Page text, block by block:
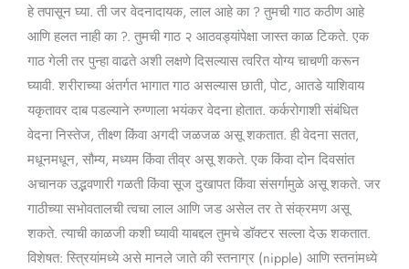
हे तपासून घ्या. ती जर वेदनादायक, लाल आहे का ? तुमची गाठ कठीण आहे
आणि हलत नाही का ?. तुमची गाठ २ आठवड्यांपेक्षा जास्त काळ टिकते. एक
गाठ गेली तर पुन्हा वाढते अशी लक्षणे दिसल्यास त्वरित योग्य चाचणी करून
घ्यावी. शरीराच्या अंतर्गत भागात गाठ असल्यास छाती, पोट, आतडे याशिवाय
यकृतावर दाब पडल्याने रुग्णाला भयंकर वेदना होतात. कर्करोगाशी संबंधित
वेदना निस्तेज, तीक्ष्ण किंवा अगदी जळजळ असू शकतात. ही वेदना सतत,
मधूनमधून, सौम्य, मध्यम किंवा तीव्र असू शकते. एक किंवा दोन दिवसांत
अचानक उद्भवणारी गळती किंवा सूज दुखापत किंवा संसर्गामुळे असू शकते. जर
गाठीच्या सभोवतालची त्वचा लाल आणि जड असेल तर ते संक्रमण असू
शकते. त्याची काळजी कशी घ्यावी याबद्दल तुमचे डॉक्टर सल्ला देऊ शकतात.
विशेषत: स्त्रियांमध्ये असे मानले जाते की स्तनाग्र (nipple) आणि स्तनांमध्ये